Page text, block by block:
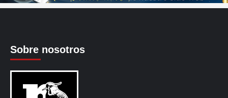
Sobre nosotros